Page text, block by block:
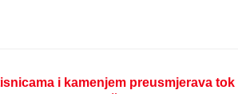
i kamenjem preusmjerava tok